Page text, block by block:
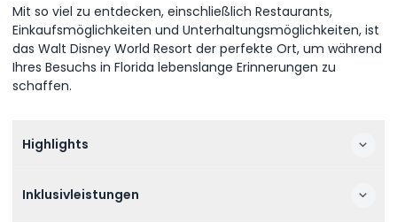
Mit so viel zu entdecken, einschließlich Restaurants,
Einkaufsmöglichkeiten und Unterhaltungsmöglichkeiten, ist
das Walt Disney World Resort der perfekte Ort, um während
Ihres Besuchs in Florida lebenslange Erinnerungen zu
schaffen.
Highlights
Inklusivleistungen